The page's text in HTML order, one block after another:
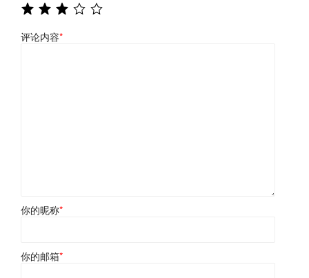
评论内容*
你的昵称*
你的邮箱*